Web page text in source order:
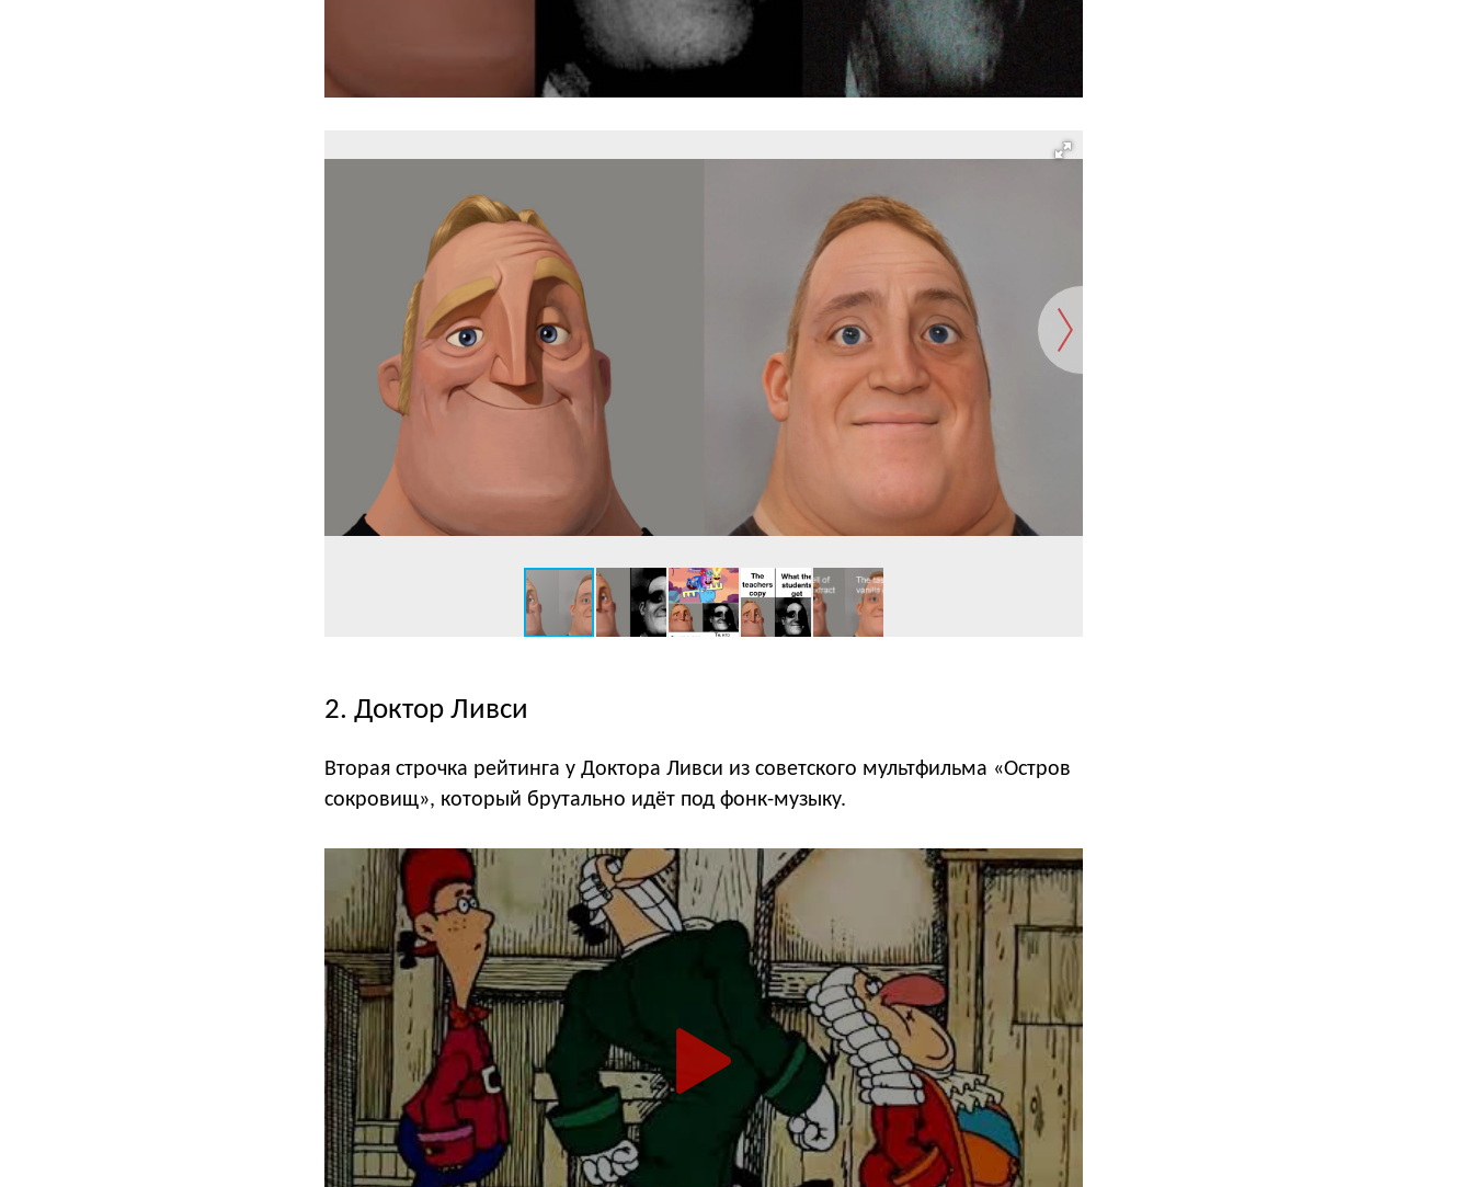
2. Доктор Ливси
Вторая строчка рейтинга у Доктора Ливси из советского мультфильма «Остров
сокровищ», который брутально идёт под фонк-музыку.